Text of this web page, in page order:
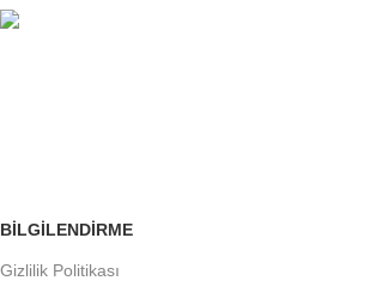
BILGILENDIRME
Gizlilik Politikası